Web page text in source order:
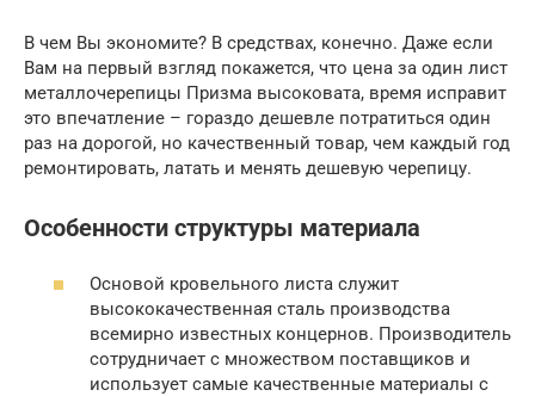
В чем Вы экономите? В средствах, конечно. Даже если
Вам на первый взгляд покажется, что цена за один лист
металлочерепицы Призма высоковата, время исправит
это впечатление – гораздо дешевле потратиться один
раз на дорогой, но качественный товар, чем каждый год
ремонтировать, латать и менять дешевую черепицу.
Особенности структуры материала
Основой кровельного листа служит
высококачественная сталь производства
всемирно известных концернов. Производитель
сотрудничает с множеством поставщиков и
использует самые качественные материалы с